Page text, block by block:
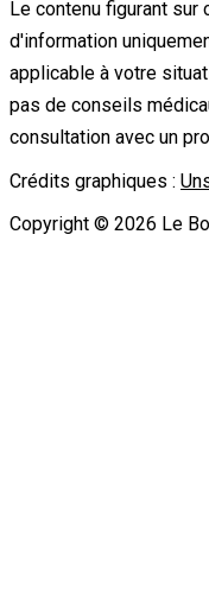
Le contenu figurant
d'information
applicable à votre
pas de conseils
consultation avec un
Crédits graphiques :
Copyright © 2026 Le